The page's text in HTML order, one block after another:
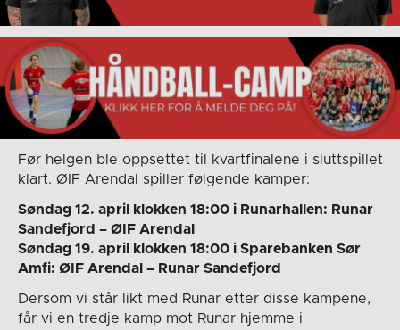
Før helgen ble oppsettet til kvartfinalene i sluttspillet
klart. ØIF Arendal spiller følgende kamper:
Søndag 12. april klokken 18:00 i Runarhallen: Runar
Sandefjord – ØIF Arendal
Søndag 19. april klokken 18:00 i Sparebanken Sør
Amfi: ØIF Arendal – Runar Sandefjord
Dersom vi står likt med Runar etter disse kampene,
får vi en tredje kamp mot Runar hjemme i